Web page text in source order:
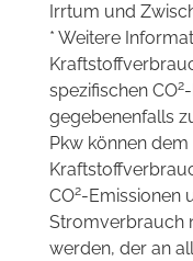
Irrtum und
* Weitere
spezifischen CO2
gegebenenfalls
Pkw können
CO2-Emissionen
Stromverbrauch
werden, der an